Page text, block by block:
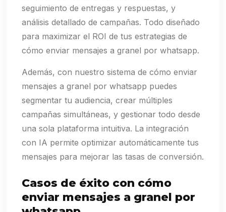
seguimiento de entregas y respuestas, y
análisis detallado de campañas. Todo diseñado
para maximizar el ROI de tus estrategias de
cómo enviar mensajes a granel por whatsapp.
Además, con nuestro sistema de cómo enviar
mensajes a granel por whatsapp puedes
segmentar tu audiencia, crear múltiples
campañas simultáneas, y gestionar todo desde
una sola plataforma intuitiva. La integración
con IA permite optimizar automáticamente tus
mensajes para mejorar las tasas de conversión.
Casos de éxito con cómo
enviar mensajes a granel por